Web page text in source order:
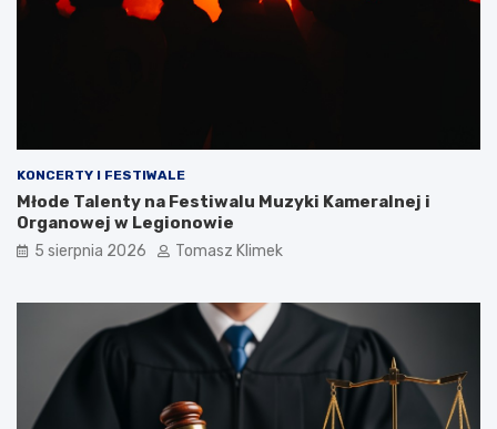
KONCERTY I FESTIWALE
Młode Talenty na Festiwalu Muzyki Kameralnej i
Organowej w Legionowie
5 sierpnia 2026 Tomasz Klimek